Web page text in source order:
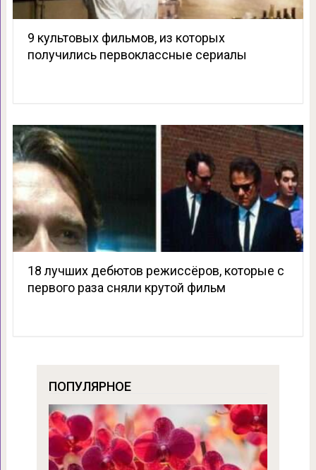
9 культовых фильмов, из которых
получились первоклассные сериалы
18 лучших дебютов режиссёров, которые с
первого раза сняли крутой фильм
ПОПУЛЯРНОЕ